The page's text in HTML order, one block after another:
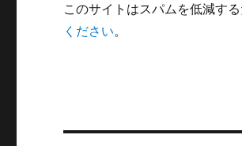
このサイトはスパムを低減す
ください。